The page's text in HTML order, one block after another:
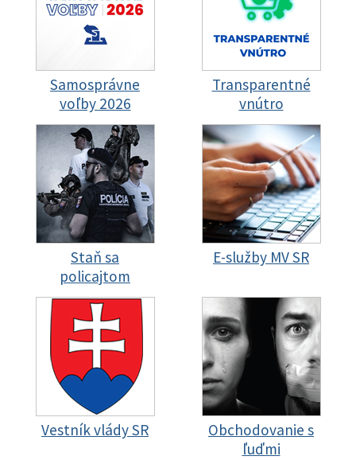
Samosprávne
voľby 2026
Transparentné
vnútro
Staň sa
policajtom
E-služby MV SR
Vestník vlády SR
Obchodovanie s
ľuďmi